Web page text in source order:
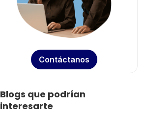
Contáctanos
Blogs que podrían
interesarte